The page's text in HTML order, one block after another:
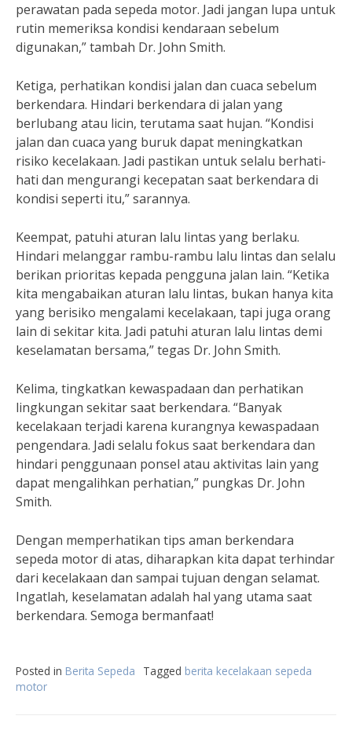
perawatan pada sepeda motor. Jadi jangan lupa untuk
rutin memeriksa kondisi kendaraan sebelum
digunakan,” tambah Dr. John Smith.
Ketiga, perhatikan kondisi jalan dan cuaca sebelum
berkendara. Hindari berkendara di jalan yang
berlubang atau licin, terutama saat hujan. “Kondisi
jalan dan cuaca yang buruk dapat meningkatkan
risiko kecelakaan. Jadi pastikan untuk selalu berhati-
hati dan mengurangi kecepatan saat berkendara di
kondisi seperti itu,” sarannya.
Keempat, patuhi aturan lalu lintas yang berlaku.
Hindari melanggar rambu-rambu lalu lintas dan selalu
berikan prioritas kepada pengguna jalan lain. “Ketika
kita mengabaikan aturan lalu lintas, bukan hanya kita
yang berisiko mengalami kecelakaan, tapi juga orang
lain di sekitar kita. Jadi patuhi aturan lalu lintas demi
keselamatan bersama,” tegas Dr. John Smith.
Kelima, tingkatkan kewaspadaan dan perhatikan
lingkungan sekitar saat berkendara. “Banyak
kecelakaan terjadi karena kurangnya kewaspadaan
pengendara. Jadi selalu fokus saat berkendara dan
hindari penggunaan ponsel atau aktivitas lain yang
dapat mengalihkan perhatian,” pungkas Dr. John
Smith.
Dengan memperhatikan tips aman berkendara
sepeda motor di atas, diharapkan kita dapat terhindar
dari kecelakaan dan sampai tujuan dengan selamat.
Ingatlah, keselamatan adalah hal yang utama saat
berkendara. Semoga bermanfaat!
Posted in Berita Sepeda Tagged berita kecelakaan sepeda
motor